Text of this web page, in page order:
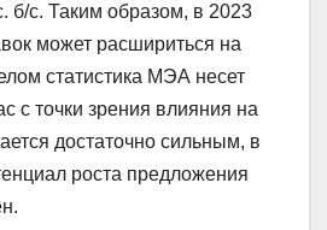
б/с. Таким образом, в 2023
может расшириться на
статистика МЭА несет
с точки зрения влияния на
достаточно сильным, в
роста предложения